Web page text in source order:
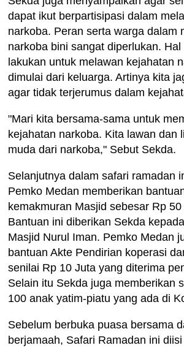
dapat ikut berpartisipasi dalam
narkoba. Peran serta warga dalam
narkoba bini sangat diperlukan.
lakukan untuk melawan kejahatan
dimulai dari keluarga. Artinya kita
agar tidak terjerumus dalam
"Mari kita bersama-sama untuk
kejahatan narkoba. Kita lawan dan
muda dari narkoba," Sebut Sekda.
Selanjutnya dalam safari ramadan
Pemko Medan memberikan
kemakmuran Masjid sebesar Rp
Bantuan ini diberikan Sekda
Masjid Nurul Iman. Pemko Medan
bantuan Akte Pendirian koperasi
senilai Rp 10 Juta yang diterima
Selain itu Sekda juga memberikan
100 anak yatim-piatu yang ada di
Sebelum berbuka puasa bersama
berjamaah, Safari Ramadan ini